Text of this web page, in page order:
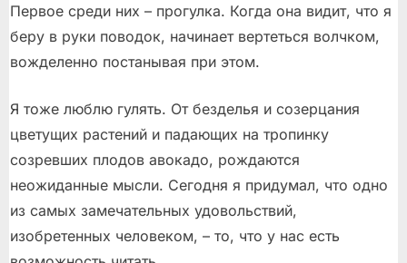
Первое среди них – прогулка. Когда она видит, что я
беру в руки поводок, начинает вертеться волчком,
вожделенно постанывая при этом.
Я тоже люблю гулять. От безделья и созерцания
цветущих растений и падающих на тропинку
созревших плодов авокадо, рождаются
неожиданные мысли. Сегодня я придумал, что одно
из самых замечательных удовольствий,
изобретенных человеком, – то, что у нас есть